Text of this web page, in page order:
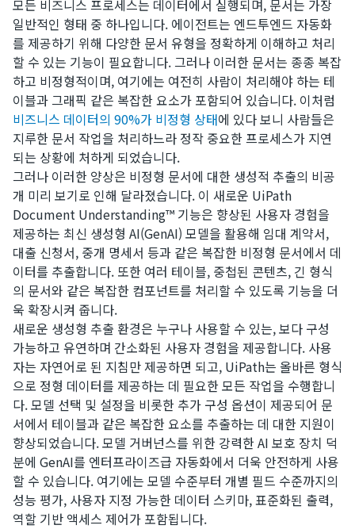
모든 비즈니스 프로세스는 데이터에서 실행되며, 문서는 가장
일반적인 형태 중 하나입니다. 에이전트는 엔드투엔드 자동화
를 제공하기 위해 다양한 문서 유형을 정확하게 이해하고 처리
할 수 있는 기능이 필요합니다. 그러나 이러한 문서는 종종 복잡
하고 비정형적이며, 여기에는 여전히 사람이 처리해야 하는 테
이블과 그래픽 같은 복잡한 요소가 포함되어 있습니다. 이처럼
비즈니스 데이터의 90%가 비정형 상태에 있다 보니 사람들은
지루한 문서 작업을 처리하느라 정작 중요한 프로세스가 지연
되는 상황에 처하게 되었습니다.
그러나 이러한 양상은 비정형 문서에 대한 생성적 추출의 비공
개 미리 보기로 인해 달라졌습니다. 이 새로운 UiPath
Document Understanding™ 기능은 향상된 사용자 경험을
제공하는 최신 생성형 AI(GenAI) 모델을 활용해 임대 계약서,
대출 신청서, 중개 명세서 등과 같은 복잡한 비정형 문서에서 데
이터를 추출합니다. 또한 여러 테이블, 중첩된 콘텐츠, 긴 형식
의 문서와 같은 복잡한 컴포넌트를 처리할 수 있도록 기능을 더
욱 확장시켜 줍니다.
새로운 생성형 추출 환경은 누구나 사용할 수 있는, 보다 구성
가능하고 유연하며 간소화된 사용자 경험을 제공합니다. 사용
자는 자연어로 된 지침만 제공하면 되고, UiPath는 올바른 형식
으로 정형 데이터를 제공하는 데 필요한 모든 작업을 수행합니
다. 모델 선택 및 설정을 비롯한 추가 구성 옵션이 제공되어 문
서에서 테이블과 같은 복잡한 요소를 추출하는 데 대한 지원이
향상되었습니다. 모델 거버넌스를 위한 강력한 AI 보호 장치 덕
분에 GenAI를 엔터프라이즈급 자동화에서 더욱 안전하게 사용
할 수 있습니다. 여기에는 모델 수준부터 개별 필드 수준까지의
성능 평가, 사용자 지정 가능한 데이터 스키마, 표준화된 출력,
역할 기반 액세스 제어가 포함됩니다.